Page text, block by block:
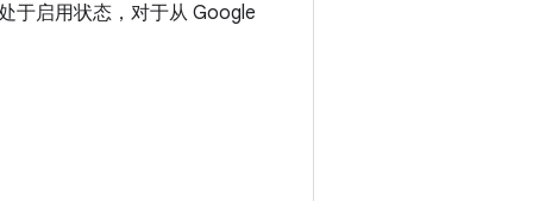
于启用状态，对于从 Google